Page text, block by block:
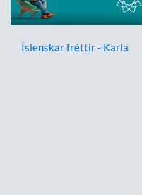
Íslenskar fréttir - Karla